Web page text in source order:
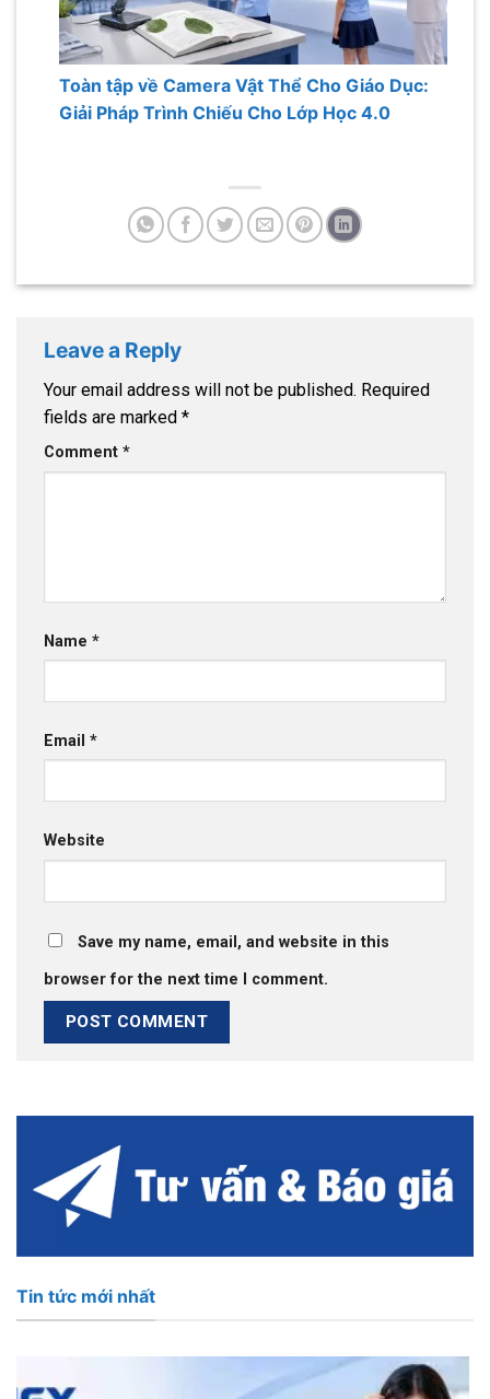
Toàn tập về Camera Vật Thể Cho Giáo Dục:
Giải Pháp Trình Chiếu Cho Lớp Học 4.0
Leave a Reply
Your email address will not be published. Required
fields are marked *
Comment *
Name *
Email *
Website
Save my name, email, and website in this
browser for the next time I comment.
Tin tức mới nhất